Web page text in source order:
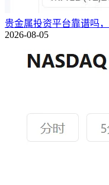
贵金属投资平台靠谱吗
2026-08-05